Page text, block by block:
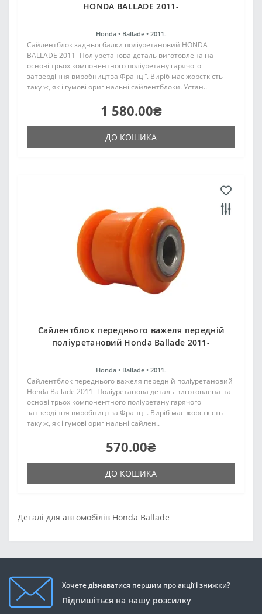
HONDA BALLADE 2011-
Honda • Ballade • 2011-
Сайлентблок задньої балки поліуретановий HONDA
BALLADE 2011- Поліуретанова деталь виготовлена на
основі трьох компонентного поліуретану гарячого
затвердіння виробництва Франції. Виріб має жорсткість
таку ж, як і гумові оригінальні сайлентблоки. Устан..
1 580.00₴
ДО КОШИКА
Сайлентблок переднього важеля передній
поліуретановий Honda Ballade 2011-
Honda • Ballade • 2011-
Сайлентблок переднього важеля передній поліуретановий
Honda Ballade 2011- Поліуретанова деталь виготовлена на
основі трьох компонентного поліуретану гарячого
затвердіння виробництва Франції. Виріб має жорсткість
таку ж, як і гумові оригінальні сайлен..
570.00₴
ДО КОШИКА
Деталі для автомобілів Honda Ballade
Хочете дізнаватися першим про акції і знижки?
Підпишіться на нашу розсилку